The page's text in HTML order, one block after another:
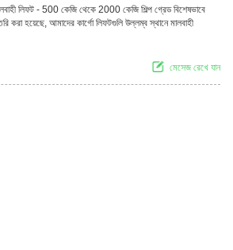
লিফট - 500 কেজি থেকে 2000 কেজি শিল্প গ্রেড বিশেষভাবে
করা হয়েছে, আমাদের কার্গো লিফটগুলি উল্লম্ব স্থানে মালবাহী
মেসেজ রেখে যান